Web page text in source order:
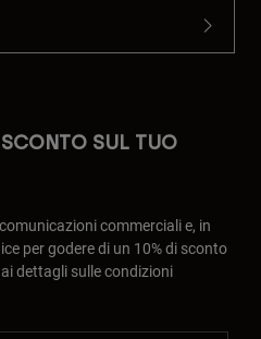
SUL TUO
commerciali e, in
per godere di un 10% di sconto
dettagli sulle condizioni